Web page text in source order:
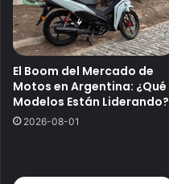
El Boom del Mercado de
Motos en Argentina: ¿Qué
Modelos Están Liderando?
2026-08-01